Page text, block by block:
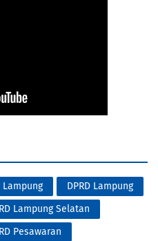
Lampung
DPRD Lampung
Lampung Selatan
Pesawaran